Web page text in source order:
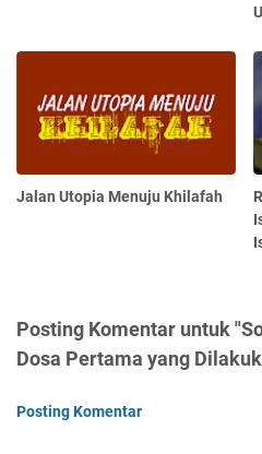
Jalan Utopia Menuju Khilafah
Posting Komentar untuk
Dosa Pertama yang
Posting Komentar